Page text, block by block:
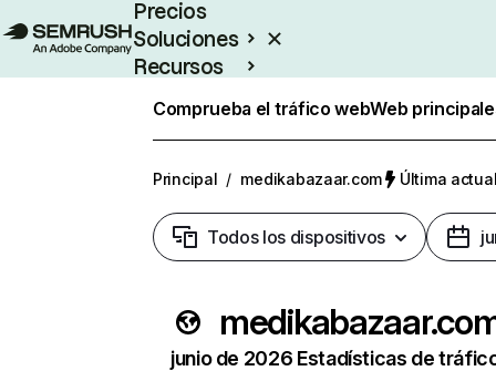
Precios
Soluciones
Recursos
Comprueba el tráfico webWeb
Principal / medikabazaar.com Última
Todos los dispositivos
junio de 2026 Estadísticas de